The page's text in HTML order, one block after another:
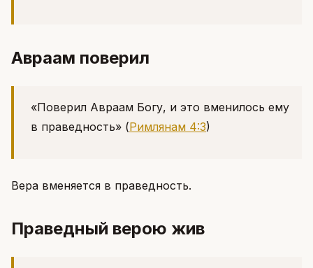
Авраам поверил
«Поверил Авраам Богу, и это вменилось ему
в праведность» (Римлянам 4:3)
Вера вменяется в праведность.
Праведный верою жив